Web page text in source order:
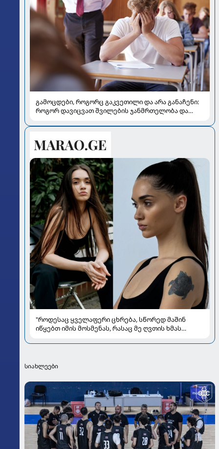
გამოცდები, როგორც გაკვეთილი და არა განაჩენი:
როგორ დავიცვათ შვილების ჯანმრთელობა და
"როდესაც ყველაფერი ცხრება, სწორედ მაშინ
იწყებთ იმის მოსმენას, რასაც მე ღვთის ხმას
საზოგადოებას
სიახლეები